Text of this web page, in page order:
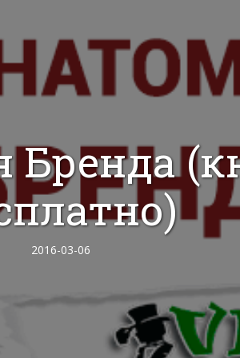
2016-03-06